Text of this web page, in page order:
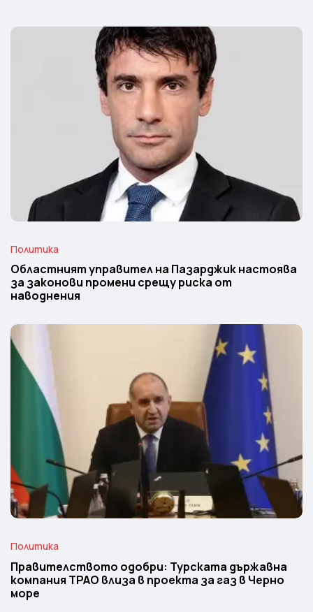
Политика
Областният управител на Пазарджик настоява
за законови промени срещу риска от
наводнения
Политика
Правителството одобри: Турската държавна
компания TPAO влиза в проекта за газ в Черно
море